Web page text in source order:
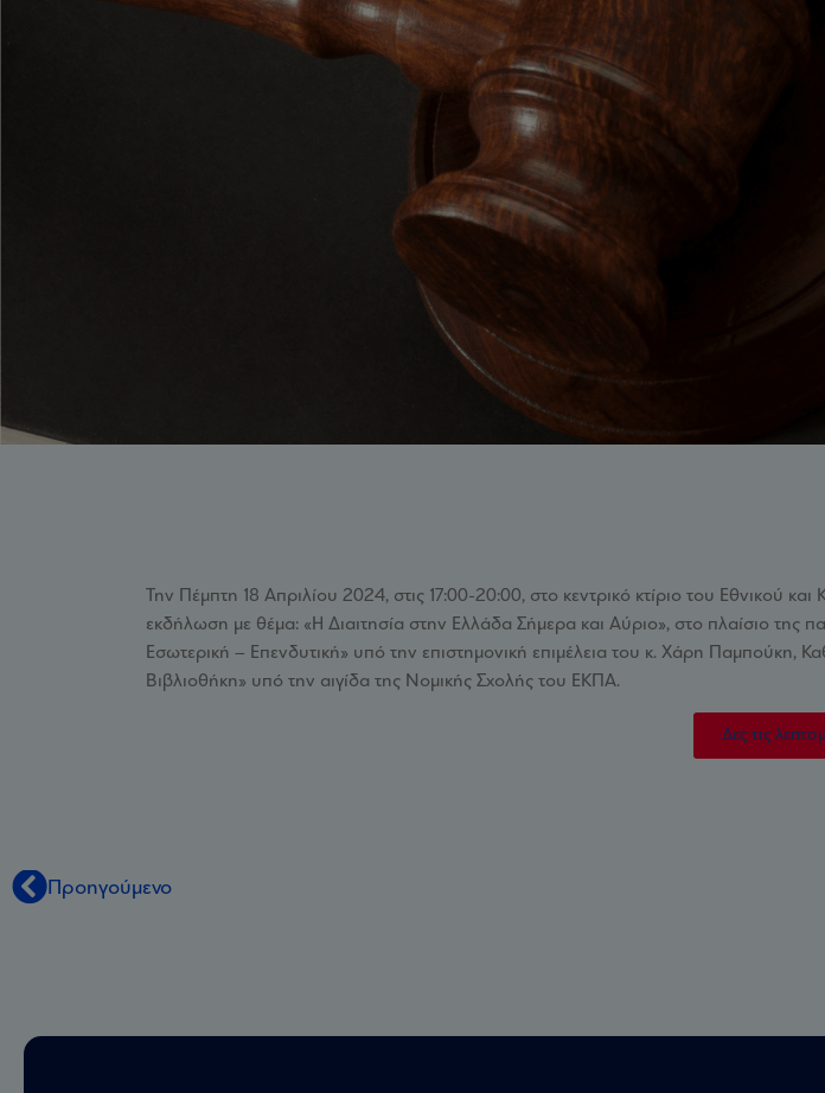
Την Πέμπτη 18 Απριλίου 2024, στις 17:00-20:00, στο κεντρικό κτίριο του Εθνικού
εκδήλωση με θέμα: «Η Διαιτησία στην Ελλάδα Σήμερα και Αύριο», στο πλαίσιο της
Εσωτερική – Επενδυτική» υπό την επιστημονική επιμέλεια του κ. Χάρη
Βιβλιοθήκη» υπό την αιγίδα της Νομικής Σχολής του ΕΚΠΑ.
Δες τις
Προηγούμενο